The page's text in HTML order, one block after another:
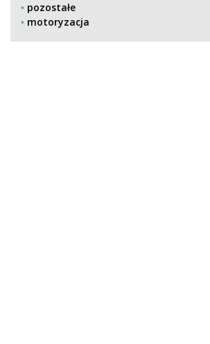
pozostałe
motoryzacja